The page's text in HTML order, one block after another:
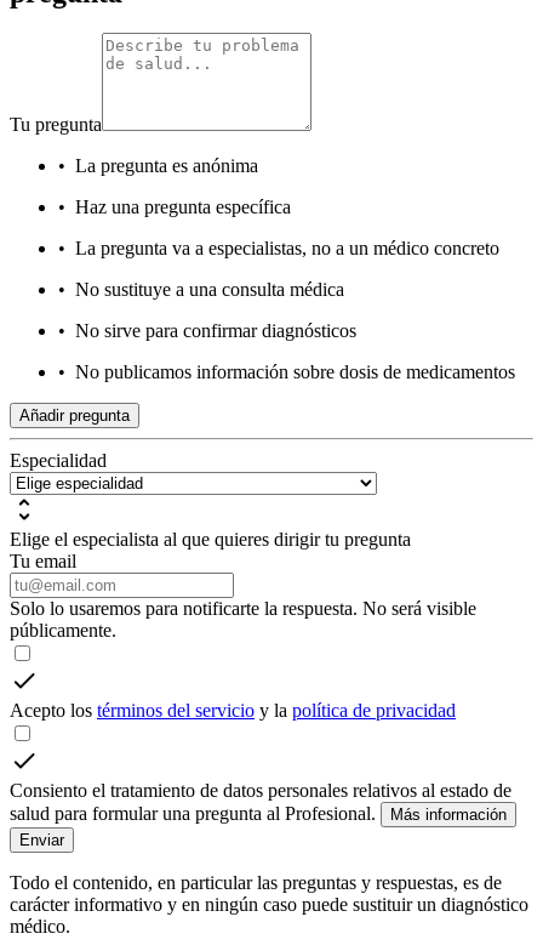
Tu pregunta
• La pregunta es anónima
• Haz una pregunta específica
• La pregunta va a especialistas, no a un médico concreto
• No sustituye a una consulta médica
• No sirve para confirmar diagnósticos
• No publicamos información sobre dosis de medicamentos
Añadir pregunta
Especialidad
Elige el especialista al que quieres dirigir tu pregunta
Tu email
Solo lo usaremos para notificarte la respuesta. No será visible
públicamente.
Acepto los términos del servicio y la política de privacidad
Consiento el tratamiento de datos personales relativos al estado de
salud para formular una pregunta al Profesional.
Más información
Enviar
Todo el contenido, en particular las preguntas y respuestas, es de
carácter informativo y en ningún caso puede sustituir un diagnóstico
médico.